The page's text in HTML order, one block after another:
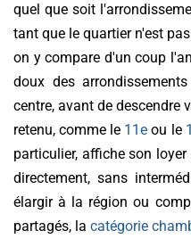
quel que soit
tant que le quartier n'est
on y compare d'un coup
doux des
centre, avant de descendre
retenu, comme le 11e ou le
particulier, affiche son
directement, sans
élargir à la région ou
partagés, la catégorie